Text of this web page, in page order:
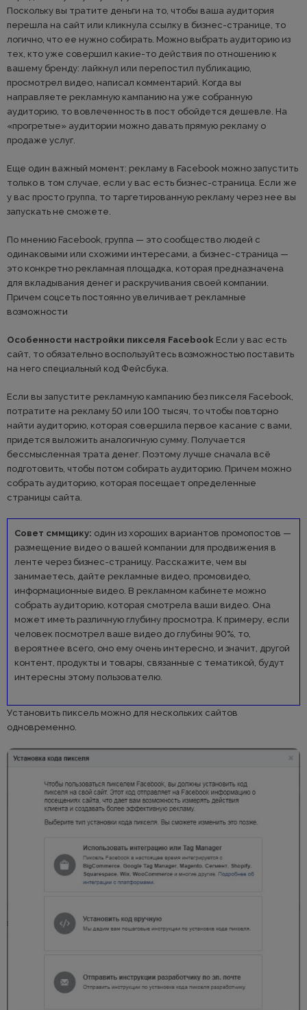
Поскольку вы тратите деньги на то, чтобы ваша аудитория
перешла на сайт или кликнула ссылку в бизнес-странице, то
логично, что ее нужно собирать. Можно выбрать аудиторию из
тех, кто уже совершил какие-то действия по отношению к
вашему бренду: лайкнул или перепостил публикацию,
просмотрел видео, написал комментарий. Когда вы
направляете рекламную кампанию на уже собранную
аудиторию, то вовлеченность в пост обойдется дешевле. На
«прогретые» аудитории можно давать прямую рекламу о
продаже услуг.
Еще один важный момент: рекламу в Facebook можно запустить
только в том случае, если у вас есть бизнес-страница. Если же
у вас просто группа, то таргетированную рекламу через нее вы
запускать не сможете.
По мнению Facebook, группа — это сообщество людей с
одинаковыми или схожими интересами, а бизнес-страница —
это конкретно рекламная площадка, которая предназначена
для вкладывания денег и раскручивания своей компании.
Причем соцсеть постоянно увеличивает рекламные
возможности
Особенности настройки пикселя Facebook Если у вас есть
сайт, то обязательно воспользуйтесь возможностью поставить
на него специальный код Фейсбука.
Если вы запустите рекламную кампанию без пикселя Facebook,
потратите на рекламу 50 или 100 тысяч, то чтобы повторно
найти аудиторию, которая совершила первое касание с вами,
придется выложить аналогичную сумму. Получается
бессмысленная трата денег. Поэтому лучше сначала всё
подготовить, чтобы потом собирать аудиторию. Причем можно
собрать аудиторию, которая посещает определенные
страницы сайта.
Совет сммщику: один из хороших вариантов промопостов —
размещение видео о вашей компании для продвижения в
ленте через бизнес-страницу. Расскажите, чем вы
занимаетесь, дайте рекламные видео, промовидео,
информационные видео. В рекламном кабинете можно
собрать аудиторию, которая смотрела ваши видео. Она
может иметь различную глубину просмотра. К примеру, если
человек посмотрел ваше видео до глубины 90%, то,
вероятнее всего, оно ему очень интересно, и значит, другой
контент, продукты и товары, связанные с тематикой, будут
интересны этому пользователю.
Установить пиксель можно для нескольких сайтов
одновременно.